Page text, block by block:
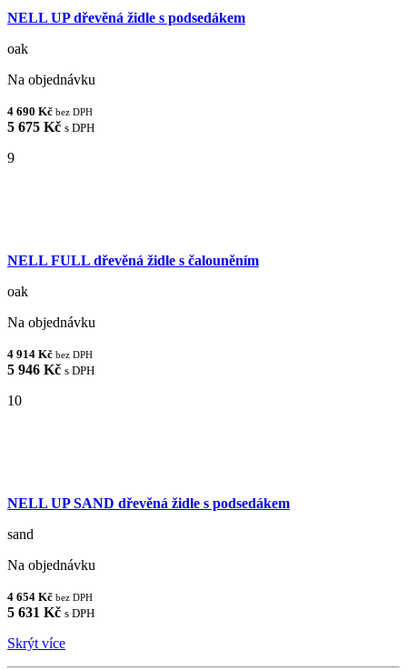
NELL UP dřevěná židle s podsedákem
oak
Na objednávku
4 690 Kč bez DPH
5 675 Kč s DPH
9
NELL FULL dřevěná židle s čalouněním
oak
Na objednávku
4 914 Kč bez DPH
5 946 Kč s DPH
10
NELL UP SAND dřevěná židle s podsedákem
sand
Na objednávku
4 654 Kč bez DPH
5 631 Kč s DPH
Skrýt více